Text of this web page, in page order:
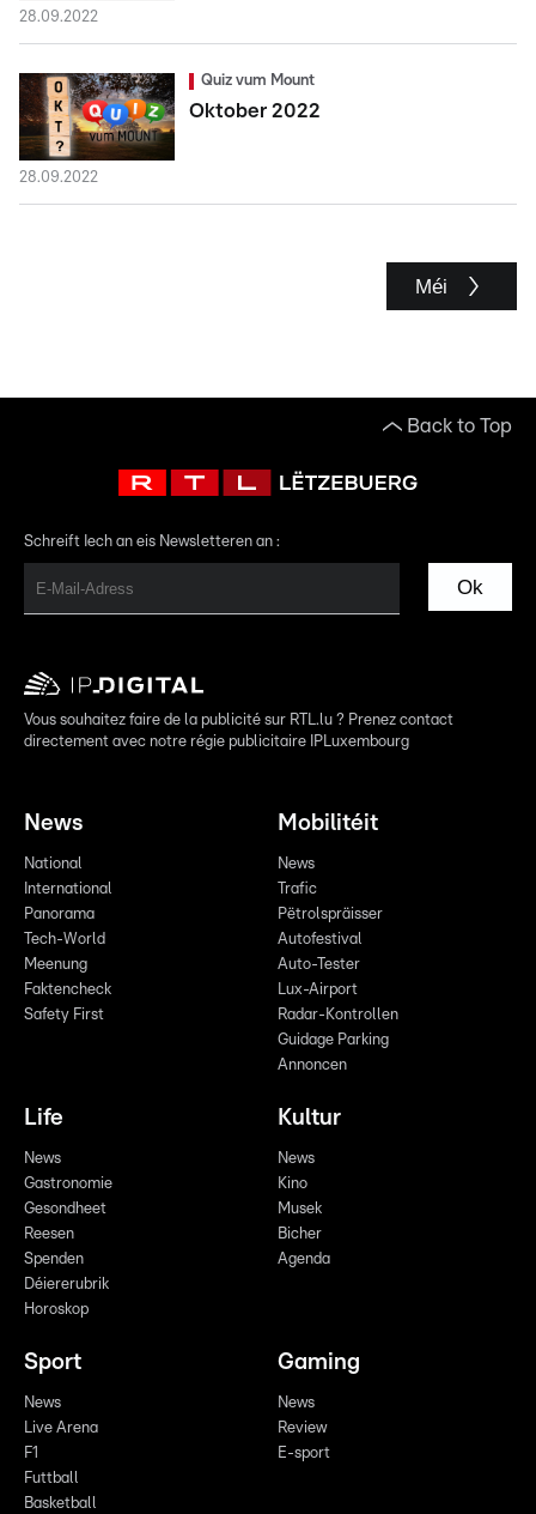
28.09.2022
Quiz vum Mount
Oktober 2022
28.09.2022
Méi
Back to Top
Schreift Iech an eis Newsletteren an :
Ok
Vous souhaitez faire de la publicité sur RTL.lu ? Prenez contact
directement avec notre régie publicitaire IPLuxembourg
News
National
International
Panorama
Tech-World
Meenung
Faktencheck
Safety First
Mobilitéit
News
Trafic
Pëtrolspräisser
Autofestival
Auto-Tester
Lux-Airport
Radar-Kontrollen
Guidage Parking
Annoncen
Life
News
Gastronomie
Gesondheet
Reesen
Spenden
Déiererubrik
Horoskop
Kultur
News
Kino
Musek
Bicher
Agenda
Sport
News
Live Arena
F1
Futtball
Basketball
Gaming
News
Review
E-sport